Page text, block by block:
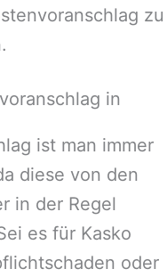
zu
in
ist man immer
diese von den
in der Regel
es für Kasko
oder